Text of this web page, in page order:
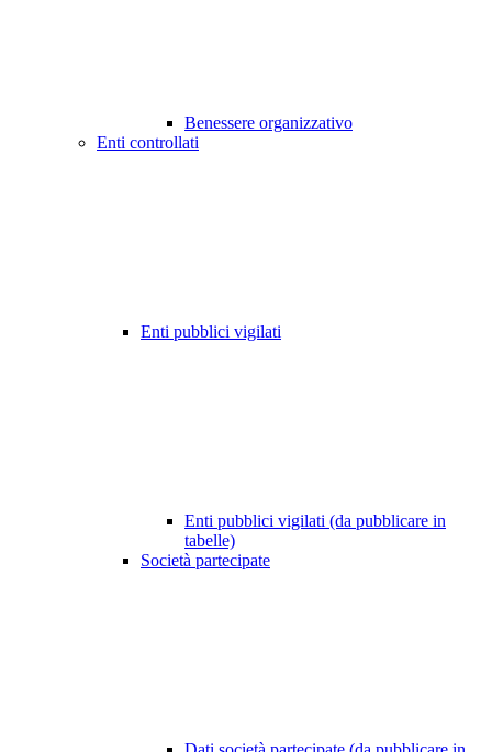
Benessere organizzativo
Enti controllati
Enti pubblici vigilati
Enti pubblici vigilati (da pubblicare in
tabelle)
Società partecipate